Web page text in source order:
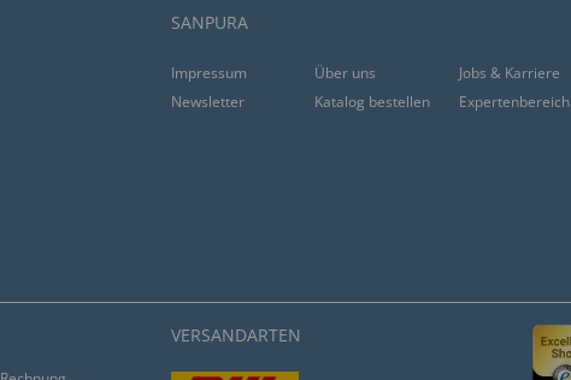
SANPURA
Impressum Über uns
Jobs & Karriere
Newsletter
Katalog bestellen Expertenbereich
VERSANDARTEN